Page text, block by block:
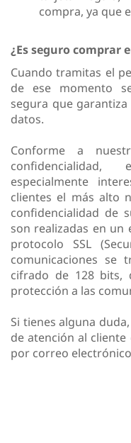
compra, ya que
¿Es seguro comprar
Cuando tramitas el
de ese momento
segura que
datos.
Conforme a
confidencialidad,
especialmente
clientes el más alto
confidencialidad de
son realizadas en
protocolo SSL
comunicaciones se
cifrado de 128 bits,
protección a las
Si tienes alguna
de atención al
por correo electrónico